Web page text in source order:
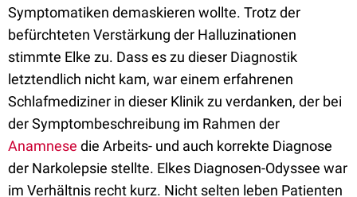
Symptomatiken demaskieren wollte. Trotz der
befürchteten Verstärkung der Halluzinationen
stimmte Elke zu. Dass es zu dieser Diagnostik
letztendlich nicht kam, war einem erfahrenen
Schlafmediziner in dieser Klinik zu verdanken, der bei
der Symptombeschreibung im Rahmen der
Anamnese die Arbeits- und auch korrekte Diagnose
der Narkolepsie stellte. Elkes Diagnosen-Odyssee war
im Verhältnis recht kurz. Nicht selten leben Patienten